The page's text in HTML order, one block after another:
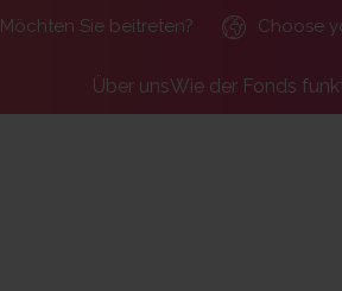
Möchten Sie beitreten? Choose
Über unsWie der Fonds